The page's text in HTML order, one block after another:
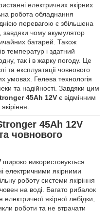
електричних якірних
робота обладнання
перевагою є збільшена
, завдяки чому акумулятор
батарей. Також
температур і здатний
так і в жарку погоду. Це
та експлуатації човнового
умовах. Гелева технологія
та надійності. Завдяки цим
45Ah 12V є відмінним
45Ah 12V
човнового
широко використовується
електричними якірними
роботу системи якіріння
на воді. Багато рибалок
якірної лебідки,
роботи та не втрачати